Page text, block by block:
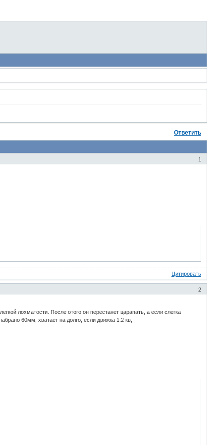
Ответить
1
Цитировать
2
лохматости. После отого он перестанет царапать, а если слегка
60мм, хватает на долго, если движка 1.2 кв,